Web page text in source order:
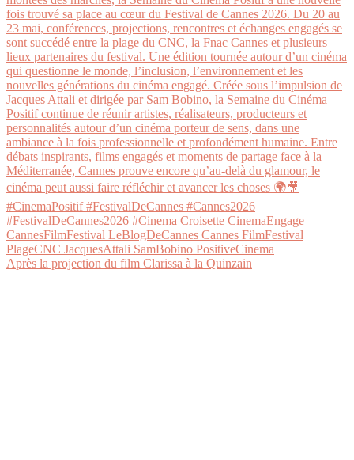
Après la projection du film Clarissa à la Quinzain